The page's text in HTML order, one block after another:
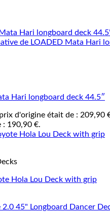
Hari longboard deck 44.5″
prix d'origine était de : 209,90
: 190,90 €.
Hola Lou Deck with grip